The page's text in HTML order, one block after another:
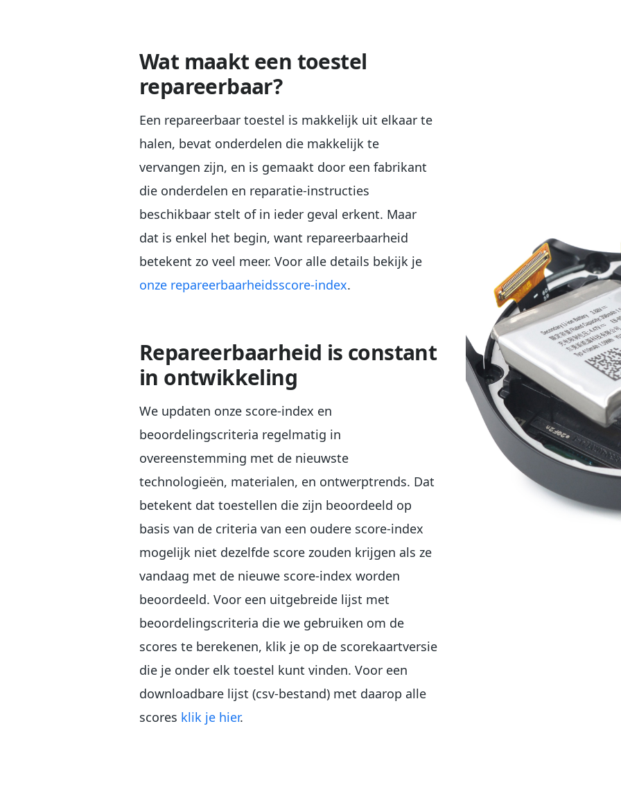
Wat maakt een toestel
repareerbaar?
Een repareerbaar toestel is makkelijk uit elkaar te
halen, bevat onderdelen die makkelijk te
vervangen zijn, en is gemaakt door een fabrikant
die onderdelen en reparatie-instructies
beschikbaar stelt of in ieder geval erkent. Maar
dat is enkel het begin, want repareerbaarheid
betekent zo veel meer. Voor alle details bekijk je
onze repareerbaarheidsscore-index.
Repareerbaarheid is constant
in ontwikkeling
We updaten onze score-index en
beoordelingscriteria regelmatig in
overeenstemming met de nieuwste
technologieën, materialen, en ontwerptrends. Dat
betekent dat toestellen die zijn beoordeeld op
basis van de criteria van een oudere score-index
mogelijk niet dezelfde score zouden krijgen als ze
vandaag met de nieuwe score-index worden
beoordeeld. Voor een uitgebreide lijst met
beoordelingscriteria die we gebruiken om de
scores te berekenen, klik je op de scorekaartversie
die je onder elk toestel kunt vinden. Voor een
downloadbare lijst (csv-bestand) met daarop alle
scores klik je hier.